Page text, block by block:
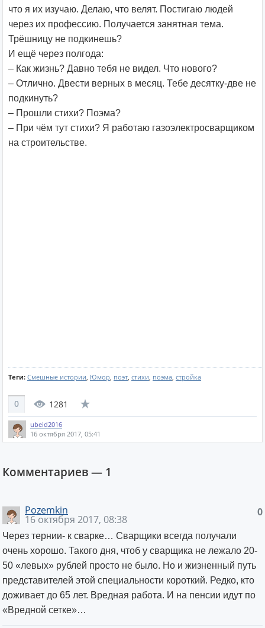
что я их изучаю. Делаю, что велят. Постигаю людей
через их профессию. Получается занятная тема.
Трёшницу не подкинешь?
И ещё через полгода:
– Как жизнь? Давно тебя не видел. Что нового?
– Отлично. Двести верных в месяц. Тебе десятку-две не
подкинуть?
– Прошли стихи? Поэма?
– При чём тут стихи? Я работаю газоэлектросварщиком
на строительстве.
Теги: Смешные истории, Юмор, поэт, стихи, поэма, стройка
0 1281
ubeid2016
16 октября 2017, 05:41
Комментариев — 1
0
Pozemkin
16 октября 2017, 08:38
Через тернии- к сварке… Сварщики всегда получали
очень хорошо. Такого дня, чтоб у сварщика не лежало 20-
50 «левых» рублей просто не было. Но и жизненный путь
представителей этой специальности короткий. Редко, кто
доживает до 65 лет. Вредная работа. И на пенсии идут по
«Вредной сетке»…